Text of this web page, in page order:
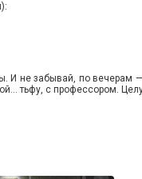
И не забывай, по
тьфу, с профессором.